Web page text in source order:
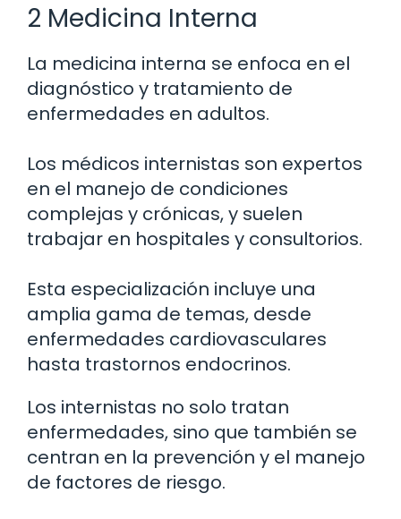
2 Medicina Interna
La medicina interna se enfoca en el
diagnóstico y tratamiento de
enfermedades en adultos.
Los médicos internistas son expertos
en el manejo de condiciones
complejas y crónicas, y suelen
trabajar en hospitales y consultorios.
Esta especialización incluye una
amplia gama de temas, desde
enfermedades cardiovasculares
hasta trastornos endocrinos.
Los internistas no solo tratan
enfermedades, sino que también se
centran en la prevención y el manejo
de factores de riesgo.